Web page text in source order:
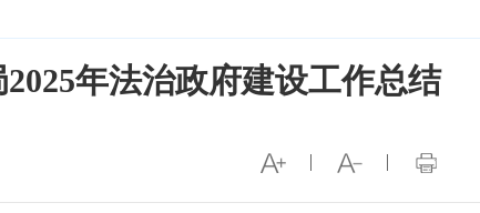
年法治政府建设工作总结